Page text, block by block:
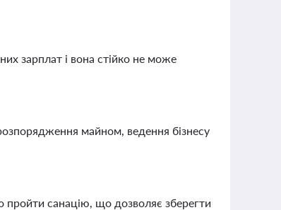
зарплат і вона стійко не може
майном, ведення бізнесу
пройти санацію, що дозволяє зберегти